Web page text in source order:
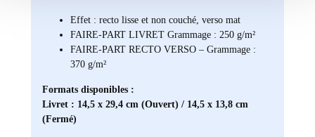
Effet : recto lisse et non couché, verso mat
FAIRE-PART LIVRET Grammage : 250 g/m²
FAIRE-PART RECTO VERSO – Grammage :
370 g/m²
Formats disponibles :
Livret : 14,5 x 29,4 cm (Ouvert) / 14,5 x 13,8 cm
(Fermé)